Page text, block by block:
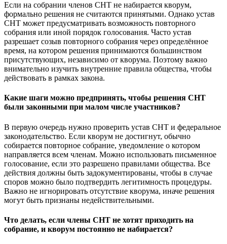
Если на собрании членов СНТ не набирается кворум,
формально решения не считаются принятыми. Однако устав
СНТ может предусматривать возможность повторного
собрания или иной порядок голосования. Часто устав
разрешает созыв повторного собрания через определённое
время, на котором решения принимаются большинством
присутствующих, независимо от кворума. Поэтому важно
внимательно изучить внутренние правила общества, чтобы
действовать в рамках закона.
Какие шаги можно предпринять, чтобы решения СНТ
были законными при малом числе участников?
В первую очередь нужно проверить устав СНТ и федеральное
законодательство. Если кворум не достигнут, обычно
собирается повторное собрание, уведомление о котором
направляется всем членам. Можно использовать письменное
голосование, если это разрешено правилами общества. Все
действия должны быть задокументированы, чтобы в случае
споров можно было подтвердить легитимность процедуры.
Важно не игнорировать отсутствие кворума, иначе решения
могут быть признаны недействительными.
Что делать, если члены СНТ не хотят приходить на
собрание, и кворум постоянно не набирается?